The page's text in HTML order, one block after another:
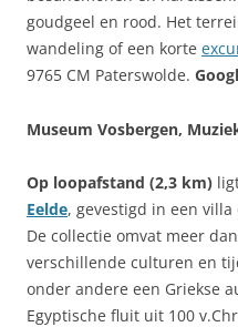
goudgeel en rood. Het
wandeling of een korte
9765 CM Paterswolde.
Museum Vosbergen,
Op loopafstand (2,3 km)
Eelde, gevestigd in een
De collectie omvat meer
verschillende culturen en
onder andere een Griekse
Egyptische fluit uit 100